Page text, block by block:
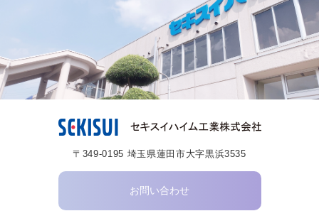
〒349-0195 埼玉県蓮田市大字黒浜3535
お問い合わせ